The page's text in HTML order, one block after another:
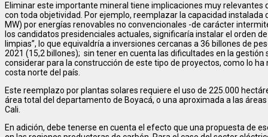
Eliminar este importante mineral tiene implicaciones muy relevantes
con toda objetividad. Por ejemplo, reemplazar la capacidad instalada
MW) por energías renovables no convencionales -de carácter
los candidatos presidenciales actuales, significaría instalar el orden
limpias”, lo que equivaldría a inversiones cercanas a 36 billones de
2021 (15,2 billones); sin tener en cuenta las dificultades en la gestión
considerar para la construcción de este tipo de proyectos, como lo
costa norte del país.
Este reemplazo por plantas solares requiere el uso de 225.000
área total del departamento de Boyacá, o una aproximada a las
Cali.
En adición, debe tenerse en cuenta el efecto que una propuesta de